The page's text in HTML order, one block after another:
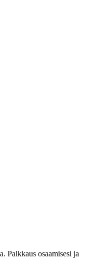
Palkkaus osaamisesi ja